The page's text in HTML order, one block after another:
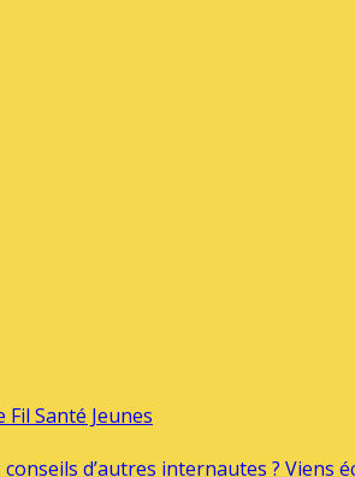
Santé Jeunes
d’autres internautes ? Viens